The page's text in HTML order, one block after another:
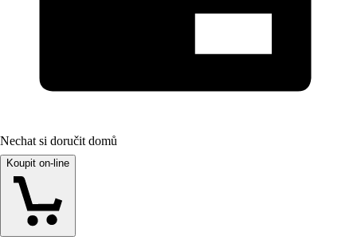
Nechat si doručit domů
Koupit on-line